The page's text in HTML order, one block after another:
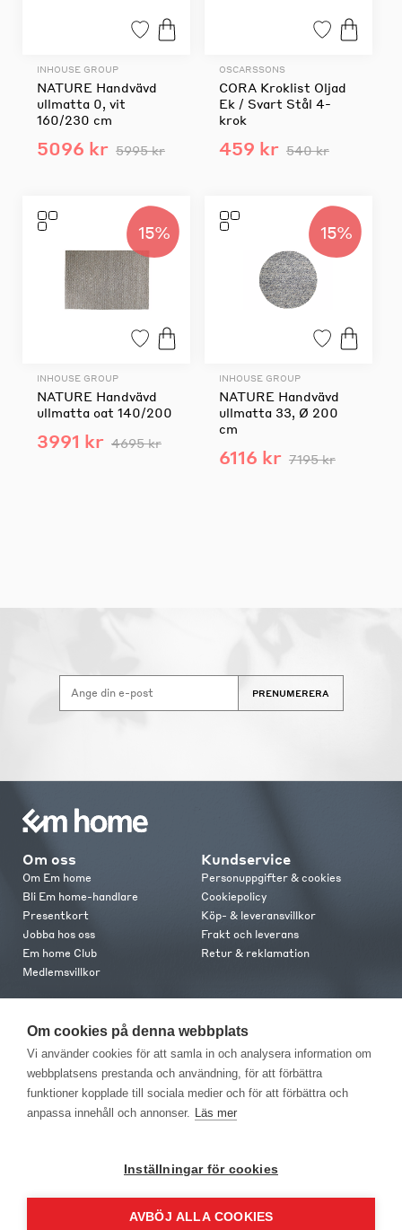
INHOUSE GROUP
NATURE Handvävd
ullmatta 0, vit
160/230 cm
5096 kr 5995 kr
OSCARSSONS
CORA Kroklist Oljad
Ek / Svart Stål 4-
krok
459 kr 540 kr
15%
INHOUSE GROUP
NATURE Handvävd
ullmatta oat 140/200
3991 kr 4695 kr
15%
INHOUSE GROUP
NATURE Handvävd
ullmatta 33, Ø 200
cm
6116 kr 7195 kr
PRENUMERERA
Om oss
Om Em home
Bli Em home-handlare
Presentkort
Jobba hos oss
Em home Club
Medlemsvillkor
Kundservice
Personuppgifter & cookies
Cookiepolicy
Köp- & leveransvillkor
Frakt och leverans
Retur & reklamation
Kontakta oss
Butiker
Press
Om cookies på denna webbplats
Vi använder cookies för att samla in och analysera information om
webbplatsens prestanda och användning, för att förbättra
funktioner kopplade till sociala medier och för att förbättra och
anpassa innehåll och annonser. Läs mer
Inställningar för cookies
AVBÖJ ALLA COOKIES